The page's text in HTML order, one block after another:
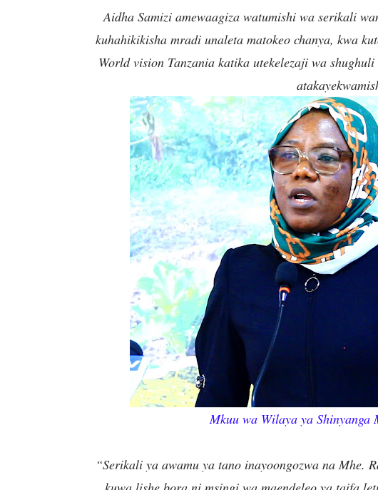
Aidha Samizi amewaagiza watumishi wa serikali
kuhahikikisha mradi unaleta matokeo chanya, kwa
World vision Tanzania katika utekelezaji wa
Mkuu wa Wilaya ya Shinyanga
“Serikali ya awamu ya tano inayoongozwa na Mhe.